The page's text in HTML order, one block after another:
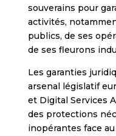
souverains pour
activités,
publics, de ses
de ses fleurons
Les garanties
arsenal législatif
et Digital Services
des protections
inopérantes face